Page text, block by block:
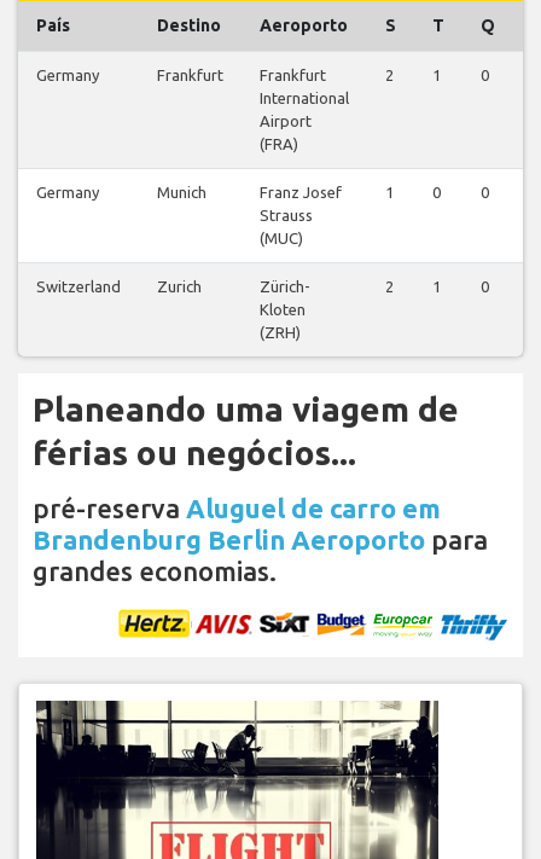
País Destino Aeroporto S T Q
Germany Frankfurt
Frankfurt
International
Airport
(FRA)
2 1 0
Germany Munich
Franz Josef
Strauss
(MUC)
1 0 0
Switzerland Zurich
Zürich-
Kloten
(ZRH)
2 1 0
Planeando uma viagem de
férias ou negócios...
pré-reserva Aluguel de carro em
Brandenburg Berlin Aeroporto para
grandes economias.